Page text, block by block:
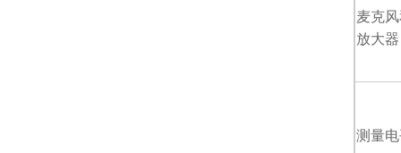
麦克
放大器
测量